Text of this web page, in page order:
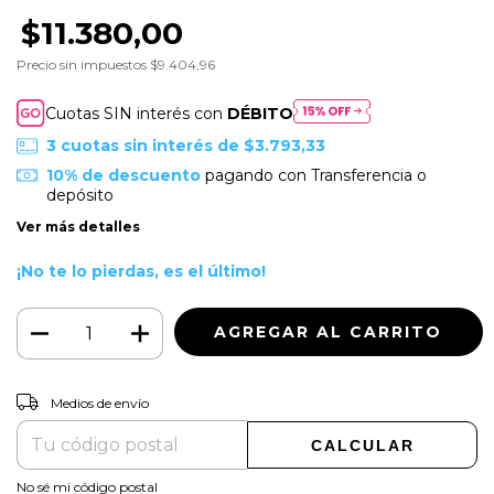
$11.380,00
Precio sin impuestos $9.404,96
Cuotas SIN interés con DÉBITO
3 cuotas sin interés de $3.793,33
10% de descuentopagando con Transferencia o
depósito
Ver más detalles
¡No te lo pierdas, es el último!
Entregas para el CP:
Medios de envío
CALCULAR
No sé mi código postal